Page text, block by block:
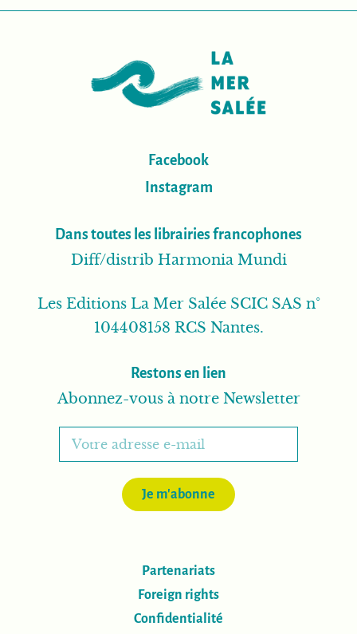
Facebook
Instagram
Dans toutes les librairies francophones
Diff/distrib Harmonia Mundi
Les Editions La Mer Salée SCIC SAS n°
104408158 RCS Nantes.
Restons en lien
Abonnez-vous à notre Newsletter
Je m'abonne
Partenariats
Foreign rights
Confidentialité